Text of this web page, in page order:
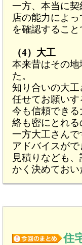
一方、本当に
店の能力によ
を確認するこ
（4）大工
本来昔はその
た。
知り合いの大
任せてお願い
今も信頼でき
絡も密にとれ
一方大工さん
アドバイスが
見積りなども
かく決めてお
住